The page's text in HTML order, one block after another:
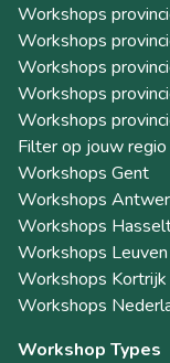
Workshops
Workshops
Workshops
Workshops
Workshops
Filter op jouw regio
Workshops Gent
Workshops
Workshops
Workshops Leuven
Workshops Kortrijk
Workshops
Workshop Types